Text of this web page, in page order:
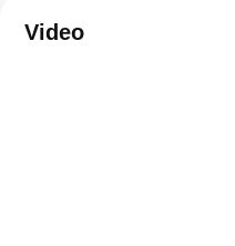
Video